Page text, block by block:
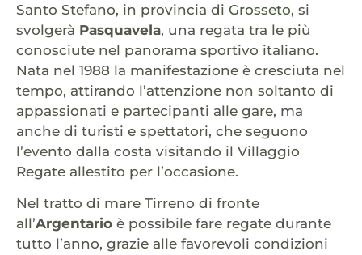
Santo Stefano, in provincia di Grosseto, si
svolgerà Pasquavela, una regata tra le più
conosciute nel panorama sportivo italiano.
Nata nel 1988 la manifestazione è cresciuta nel
tempo, attirando l’attenzione non soltanto di
appassionati e partecipanti alle gare, ma
anche di turisti e spettatori, che seguono
l’evento dalla costa visitando il Villaggio
Regate allestito per l’occasione.
Nel tratto di mare Tirreno di fronte
all’Argentario è possibile fare regate durante
tutto l’anno, grazie alle favorevoli condizioni